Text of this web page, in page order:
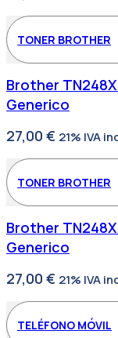
TONER BROTHER
Brother
Generico
27,00 € 21% IVA
TONER BROTHER
Brother
Generico
27,00 € 21% IVA
TELÉFONO MÓVIL